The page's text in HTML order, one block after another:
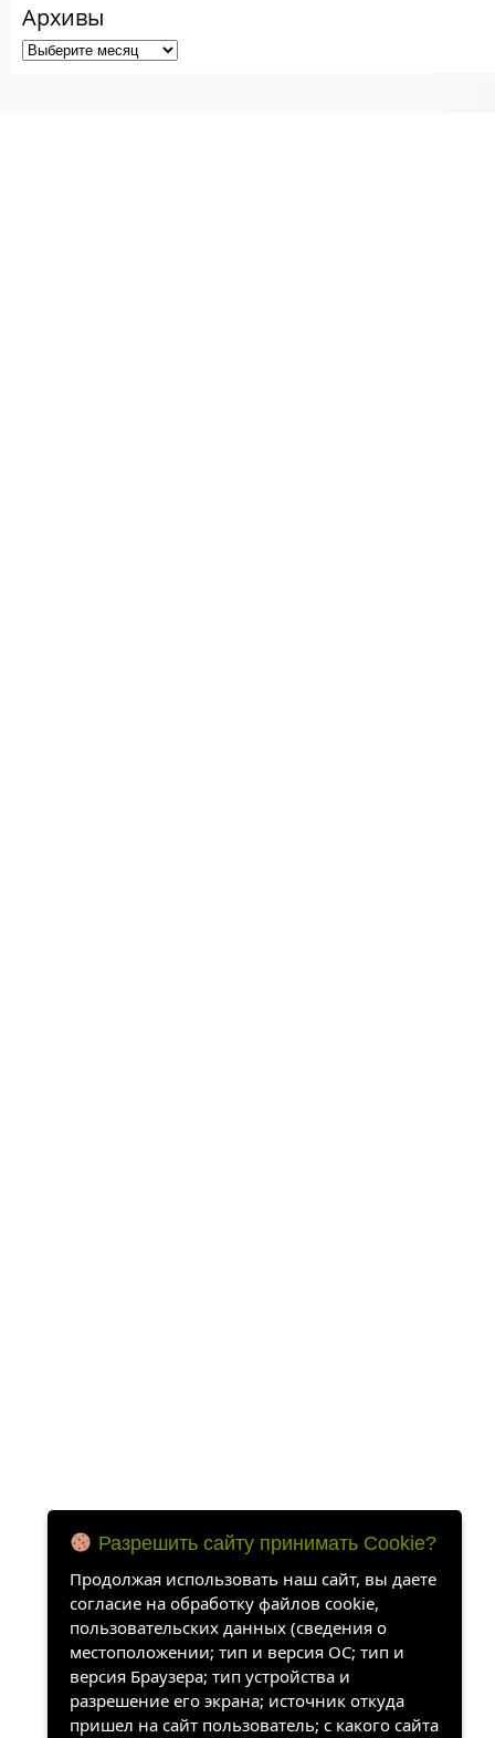
Архивы
Разрешить сайту принимать Cookie?
Продолжая использовать наш сайт, вы даете
согласие на обработку файлов cookie,
пользовательских данных (сведения о
местоположении; тип и версия ОС; тип и
версия Браузера; тип устройства и
разрешение его экрана; источник откуда
пришел на сайт пользователь; с какого сайта